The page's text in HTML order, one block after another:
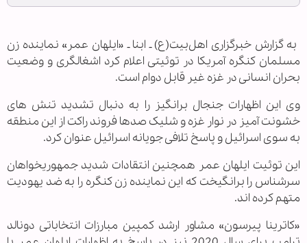
‌ به گزارش خبرگزاری اهل‌بیت(ع) ـ ابنا ـ «ایلهان عمر» نماینده زن
مسلمان کنگره آمریکا در توئیتی اعلام کرد اشغالگری و وضعیت
بحران انسانی در غزه غیر قابل دوام است.
وی این اظهارات جنجال برانگیز را به دنبال تشدید تنش های
خشونت آمیز در نوار غزه و شلیک صدها فروند راکت از این منطقه
به سوی اسرائیل و پاسخ تلافی جویانه اسرائیل عنوان کرد.
این توئیت ایلهان عمر همچنین انتقادات شدید جمهوریخواهان
سرشناس را برانگیخت که این نماینده زن کنگره را به ضد یهودیت
متهم کرده اند.
«کاترینا پیرسون» مشاور ارشد کمپین مبارزات انتخاباتی دونالد